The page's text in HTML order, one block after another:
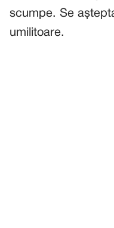
scumpe. Se
umilitoare.